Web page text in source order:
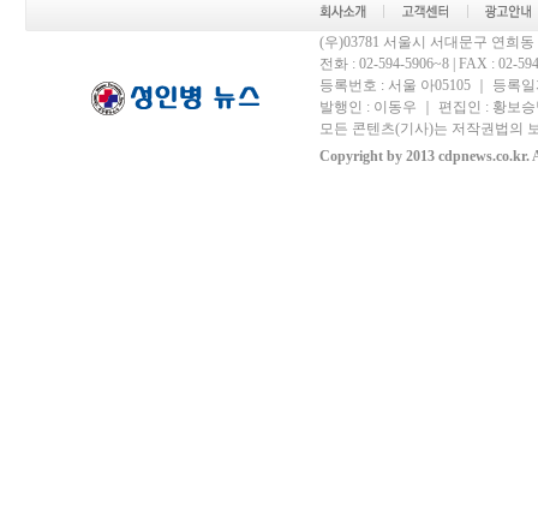
(우)03781 서울시 서대문구 연희
전화 : 02-594-5906~8 | FAX : 02-
등록번호 : 서울 아05105 ｜ 등록
발행인 : 이동우 ｜ 편집인 : 황보
모든 콘텐츠(기사)는 저작권법의
Copyright by 2013 cdpnews.co.kr.